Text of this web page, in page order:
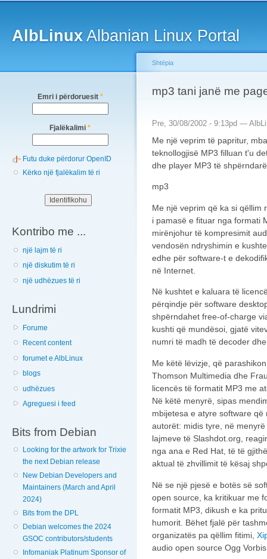
AlbLinuxAlbanian Linux Portal
Emri i përdoruesit *
Fjalëkalimi *
Futu duke përdorur OpenID
Kërko një fjalëkalim të ri
Kontribo me ...
një lajm të ri
një diskutim të ri
një udhëzues të ri
Lundrimi
Forume
Recent content
forumet e AlbLinux
blogs
udhëzues
Agreguesi i feed
Bits from Debian
Looking for the artwork for Trixie
the next Debian release
New Debian Developers and
Maintainers (March and April
2024)
Bits from the DPL
Debian welcomes the 2024
GSOC contributors/students
Infomaniak Platinum Sponsor of
You are here
Shtëpia
mp3 tani janë me
Pre, 30/08/2002 - 9:13pd —
Me një veprim të papritur,
teknollogjisë MP3 filluan t'u
dhe player MP3 të
mp3
Me një veprim që ka si qëllim
i pamasë e fituar nga formati
mirënjohur të kompresimit
vendosën ndryshimin e
edhe për software-t e
në Internet.
Në kushtet e kaluara të
përqindje për software
shpërndahet free-of-charge
kushti që mundësoi, gjatë
numri të madh të decoder
Me këtë lëvizje, që
Thomson Multimedia dhe
licencës të formatit MP3 me
Në këtë menyrë, sipas
mbijetesa e atyre software
autorët: midis tyre, në
lajmeve të Slashdot.org,
nga ana e Red Hat, të të
aktual të zhvillimit të kësaj
Në se një pjesë e botës së
open source, ka kritikuar me
formatit MP3, dikush e ka
humorit. Bëhet fjalë për
organizatës pa qëllim fitimi,
audio open source Ogg